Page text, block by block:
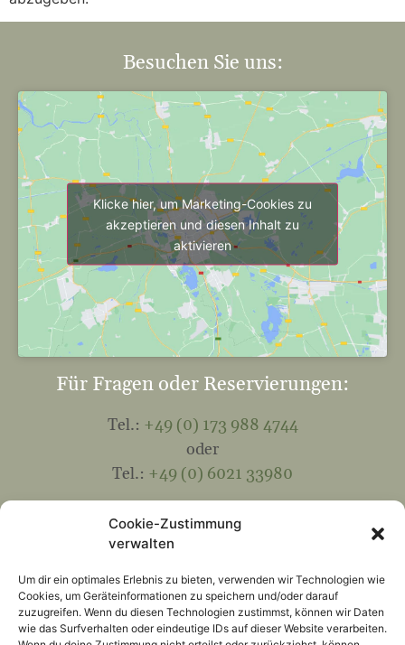
Cookie-Zustimmung
verwalten
Um dir ein optimales Erlebnis zu bieten, verwenden wir Technologien wie
Cookies, um Geräteinformationen zu speichern und/oder darauf
zuzugreifen. Wenn du diesen Technologien zustimmst, können wir Daten
wie das Surfverhalten oder eindeutige IDs auf dieser Website verarbeiten.
Besuchen Sie uns:
Klicke hier, um Marketing-Cookies zu
akzeptieren und diesen Inhalt zu
aktivieren
Für Fragen oder Reservierungen:
Tel.: +49 (0) 173 988 4744
oder
Tel.: +49 (0) 6021 33980
Kontakt
Folgen Sie uns: